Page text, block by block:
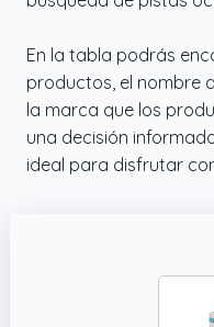
En la tabla podrás
productos, el nombre
la marca que los
una decisión
ideal para disfrutar